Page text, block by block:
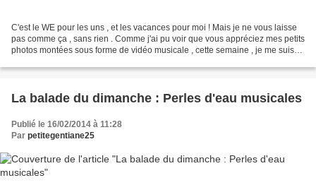
C'est le WE pour les uns , et les vacances pour moi ! Mais je ne vous laisse
pas comme ça , sans rien . Comme j'ai pu voir que vous appréciez mes petits
photos montées sous forme de vidéo musicale , cette semaine , je me suis
La balade du dimanche : Perles d'eau musicales
Publié le 16/02/2014 à 11:28
Par petitegentiane25